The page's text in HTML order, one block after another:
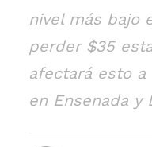
nivel más bajo
perder $35
afectará esto
en Ensenada y